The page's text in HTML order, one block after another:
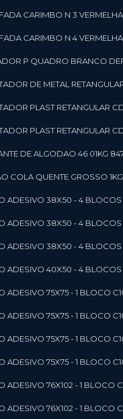
CARIMBO N 3
CARIMBO N 4
P QUADRO BRANCO
DE METAL
PLAST RETANGULAR
PLAST RETANGULAR
DE ALGODAO 46 01KG
COLA QUENTE GROSSO
ADESIVO 38X50 - 4
ADESIVO 38X50 - 4
ADESIVO 38X50 - 4
ADESIVO 40X50 - 4
ADESIVO 75X75 - 1 BLOCO
ADESIVO 75X75 - 1 BLOCO
ADESIVO 75X75 - 1 BLOCO
ADESIVO 75X75 - 1 BLOCO
ADESIVO 76X102 - 1 BLOCO
ADESIVO 76X102 - 1 BLOCO